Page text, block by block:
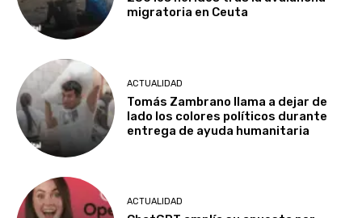
migratoria en Ceuta
ACTUALIDAD
Tomás Zambrano llama a dejar de
lado los colores políticos durante
entrega de ayuda humanitaria
ACTUALIDAD